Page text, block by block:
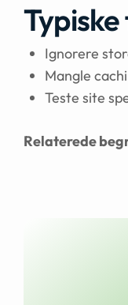
Ignorere
Mangle
Teste site
Relaterede